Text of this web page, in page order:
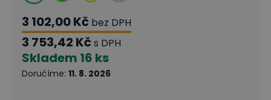
3 102,00 Kč bez DPH
3 753,42 Kčs DPH
Skladem 16 ks
Doručíme: 11. 8. 2026